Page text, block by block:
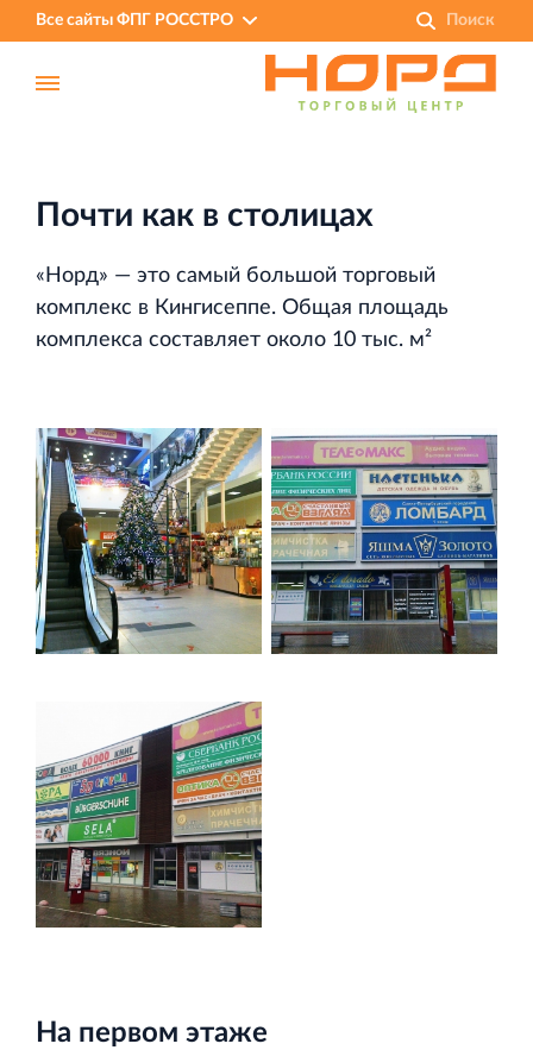
Все сайты ФПГ РОССТРО
Финансово‐промышленная группа РОССТРО
Аренда недвижимости в Санкт‐Петербурге
и Ленинградской области
Несъёмная опалубка из щепоцементных плит
Научно‐исследовательский институт
ЛЕННИИПРОЕКТ
Почти как в столицах
«Норд» — это самый большой торговый
комплекс в Кингисеппе. Общая площадь
комплекса составляет около 10 тыс. м²
На первом этаже